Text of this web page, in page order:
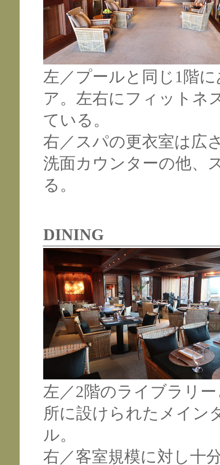
左／プールと同じ1階
ア。左右にフィットネ
ている。
右／スパの更衣室は広
洗面カウンターの他、
る。
DINING
左／2階のライブラリ
所に設けられたメイン
ル。
右／客室規模に対し十